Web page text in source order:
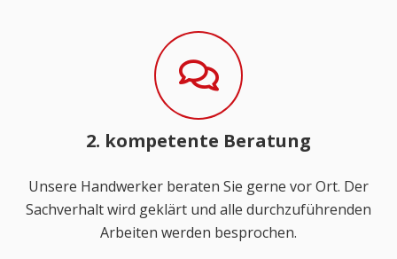
2. kompetente Beratung
Unsere Handwerker beraten Sie gerne vor Ort. Der
Sachverhalt wird geklärt und alle durchzuführenden
Arbeiten werden besprochen.